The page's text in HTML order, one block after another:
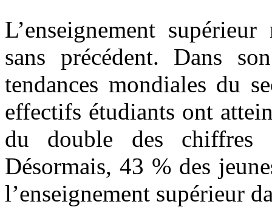
L’enseignement
sans précédent. Dans
tendances mondiales du
effectifs étudiants ont
du double des
Désormais, 43 % des
l’enseignement supérieur